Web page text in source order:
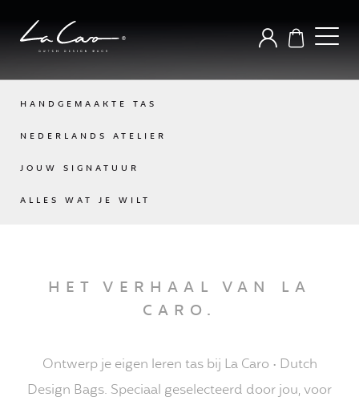
HANDGEMAAKTE TAS
NEDERLANDS ATELIER
JOUW SIGNATUUR
ALLES WAT JE WILT
HET VERHAAL VAN LA
CARO.
Ontwerp je eigen leren tas bij La Caro • Dutch
Design Bags. Speciaal geselecteerd door jou, voor